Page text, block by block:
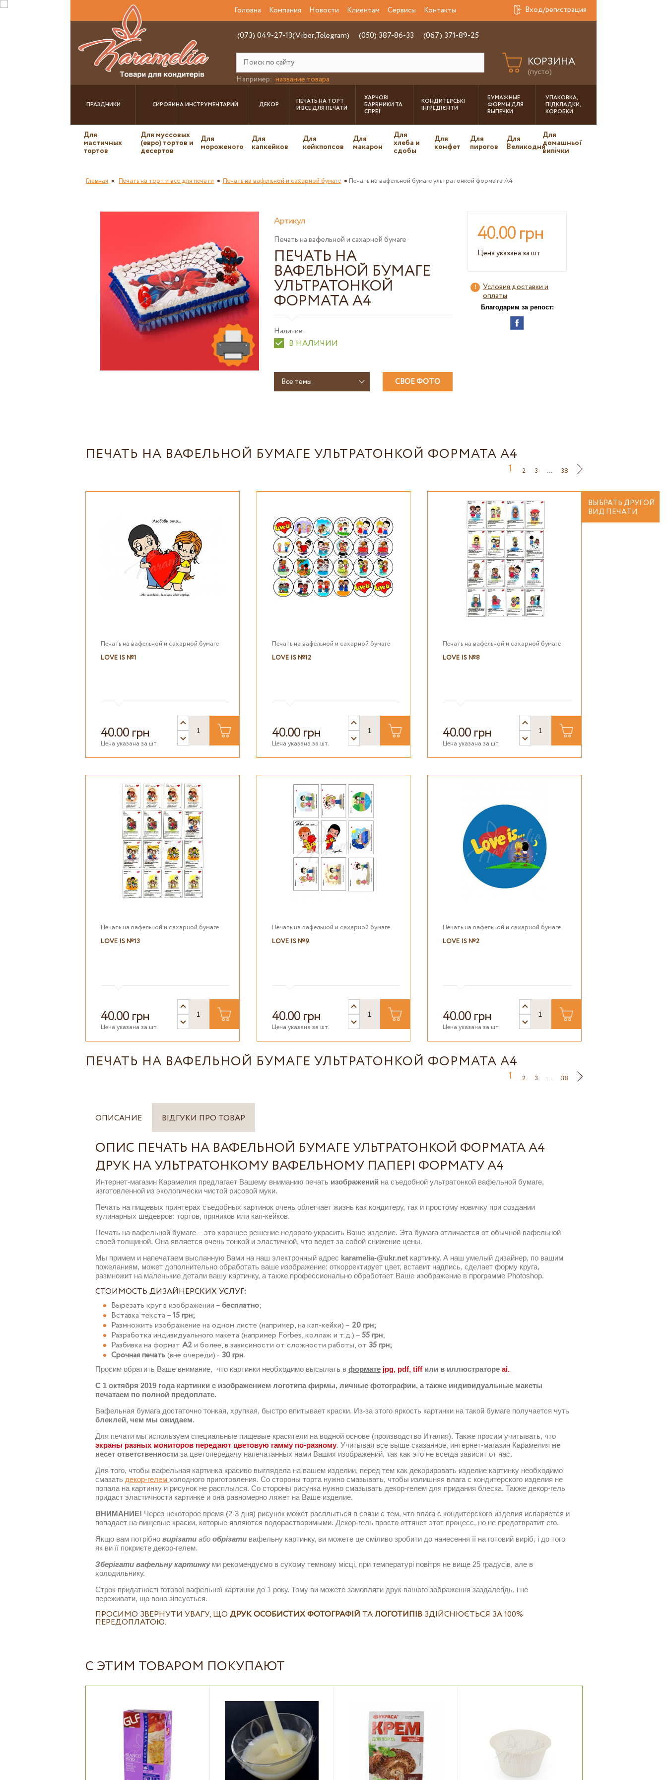
Головна Компания Новости Клиентам Сервисы Контакты Вход/регистрация
(073) 049-27-13(Viber,Telegram) (050) 387-86-33 (067) 371-89-25
Например: название товара
КОРЗИНА
(пусто)
ПРАЗДНИКИ СИРОВИНАИНСТРУМЕНТАРИЙ ДЕКОР
ПЕЧАТЬ НА ТОРТ
И ВСЕ ДЛЯ ПЕЧАТИ
ХАРЧОВІ
БАРВНИКИ ТА
СПРЕЇ
КОНДИТЕРСЬКІ
ІНГРЕДІЄНТИ
БУМАЖНЫЕ
ФОРМЫ ДЛЯ
ВЫПЕЧКИ
УПАКОВКА,
ПІДКЛАДКИ,
КОРОБКИ
Для
мастичных
тортов
Для муссовых
(евро) тортов и
десертов
Для
мороженого
Для
капкейков
Для
кейкпопсов
Для
макарон
Для
хлеба и
сдобы
Для
конфет
Для
пирогов
Для
Великодня
Для
домашньої
випічки
Главная Печать на торт и все для печати Печать на вафельной и сахарной бумаге Печать на вафельной бумаге ультратонкой формата А4
Артикул
Печать на вафельной и сахарной бумаге
ПЕЧАТЬ НА
ВАФЕЛЬНОЙ БУМАГЕ
УЛЬТРАТОНКОЙ
ФОРМАТА А4
Наличие:
В НАЛИЧИИ
Все темы СВОЕ ФОТО
40.00 грн
Цена указана за шт
Условия доставки и
оплаты
Благодарим за репост:
ПЕЧАТЬ НА ВАФЕЛЬНОЙ БУМАГЕ УЛЬТРАТОНКОЙ ФОРМАТА А4
1 2 3 ... 38
ВЫБРАТЬ ДРУГОЙ
ВИД ПЕЧАТИ
Печать на вафельной и сахарной бумаге
LOVE IS №1
40.00 грн
Цена указана за шт.
Печать на вафельной и сахарной бумаге
LOVE IS №12
40.00 грн
Цена указана за шт.
Печать на вафельной и сахарной бумаге
LOVE IS №8
40.00 грн
Цена указана за шт.
Печать на вафельной и сахарной бумаге
LOVE IS №13
40.00 грн
Цена указана за шт.
Печать на вафельной и сахарной бумаге
LOVE IS №9
40.00 грн
Цена указана за шт.
Печать на вафельной и сахарной бумаге
LOVE IS №2
40.00 грн
Цена указана за шт.
ПЕЧАТЬ НА ВАФЕЛЬНОЙ БУМАГЕ УЛЬТРАТОНКОЙ ФОРМАТА А4
1 2 3 ... 38
ОПИСАНИЕ ВІДГУКИ ПРО ТОВАР
ОПИС ПЕЧАТЬ НА ВАФЕЛЬНОЙ БУМАГЕ УЛЬТРАТОНКОЙ ФОРМАТА А4
ДРУК НА УЛЬТРАТОНКОМУ ВАФЕЛЬНОМУ ПАПЕРІ ФОРМАТУ А4
Интернет-магазин Карамелия предлагает Вашему вниманию печать изображений на съедобной ультратонкой вафельной бумаге,
изготовленной из экологически чистой рисовой муки.
Печать на пищевых принтерах съедобных картинок очень облегчает жизнь как кондитеру, так и простому новичку при создании
кулинарных шедевров: тортов, пряников или кап-кейков.
Печать на вафельной бумаге – это хорошее решение недорого украсить Ваше изделие. Эта бумага отличается от обычной вафельной
своей толщиной. Она является очень тонкой и эластичной, что ведет за собой снижение цены.
Мы примем и напечатаем высланную Вами на наш электронный адрес karamelia-@ukr.net картинку. А наш умелый дизайнер, по вашим
пожеланиям, может дополнительно обработать ваше изображение: откорректирует цвет, вставит надпись, сделает форму круга,
размножит на маленькие детали вашу картинку, а также профессионально обработает Ваше изображение в программе Photoshop.
СТОИМОСТЬ ДИЗАЙНЕРСКИХ УСЛУГ:
Вырезать круг в изображении –бесплатно;
Вставка текста –15 грн;
Размножить изображение на одном листе (например, на кап-кейки) – 20 грн;
Разработка индивидуального макета (например Forbes, коллаж и т.д.) –55 грн;
Разбивка на формат А2и более, в зависимости от сложности работы, от 35 грн;
Срочная печать(вне очереди) - 30 грн.
Просим обратить Ваше внимание, что картинки необходимо высылать в формате jpg, pdf, tiff или в иллюстраторе ai.
С 1 октября 2019 года картинки с изображением логотипа фирмы, личные фотографии, а также индивидуальные макеты
печатаем по полной предоплате.
Вафельная бумага достаточно тонкая, хрупкая, быстро впитывает краски. Из-за этого яркость картинки на такой бумаге получается чуть
блеклей, чем мы ожидаем.
Для печати мы используем специальные пищевые красители на водной основе (производство Италия). Также просим учитывать, что
экраны разных мониторов передают цветовую гамму по-разному. Учитывая все выше сказанное, интернет-магазин Карамелия не
несет ответственности за цветопередачу напечатанных нами Ваших изображений, так как это не всегда зависит от нас.
Для того, чтобы вафельная картинка красиво выглядела на вашем изделии, перед тем как декорировать изделие картинку необходимо
смазать декор-гелем холодного приготовления. Со стороны торта нужно смазывать, чтобы излишняя влага с кондитерского изделия не
попала на картинку и рисунок не расплылся. Со стороны рисунка нужно смазывать декор-гелем для придания блеска. Также декор-гель
придаст эластичности картинке и она равномерно ляжет на Ваше изделие.
ВНИМАНИЕ! Через некоторое время (2-3 дня) рисунок может расплыться в связи с тем, что влага с кондитерского изделия испаряется и
попадает на пищевые краски, которые являются водорастворимыми. Декор-гель просто оттянет этот процесс, но не предотвратит его.
Якщо вам потрібно вирізати або обрізати вафельну картинку, ви можете це сміливо зробити до нанесення її на готовий виріб, і до того
як ви її покриєте декор-гелем.
Зберігати вафельну картинкуми рекомендуємо в сухому темному місці, при температурі повітря не вище 25 градусів, але в
холодильнику.
Строк придатності готової вафельної картинки до 1 року. Тому ви можете замовляти друк вашого зображення заздалегідь, і не
переживати, що воно зіпсується.
ПРОСИМО ЗВЕРНУТИ УВАГУ, ЩО ДРУК ОСОБИСТИХ ФОТОГРАФІЙ ТАЛОГОТИПІВ ЗДІЙСНЮЄТЬСЯ ЗА 100%
ПЕРЕДОПЛАТОЮ.
С ЭТИМ ТОВАРОМ ПОКУПАЮТ